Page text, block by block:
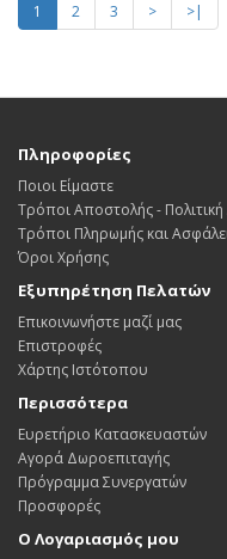
1 2 3 >
>|
Πληροφορίες
Ποιοι Είμαστε
Τρόποι Αποστολής -
Τρόποι Πληρωμής και
Όροι Χρήσης
Εξυπηρέτηση Πελατών
Επικοινωνήστε μαζί μας
Επιστροφές
Χάρτης Ιστότοπου
Περισσότερα
Ευρετήριο Κατασκευαστών
Αγορά Δωροεπιταγής
Πρόγραμμα Συνεργατών
Προσφορές
Ο Λογαριασμός μου